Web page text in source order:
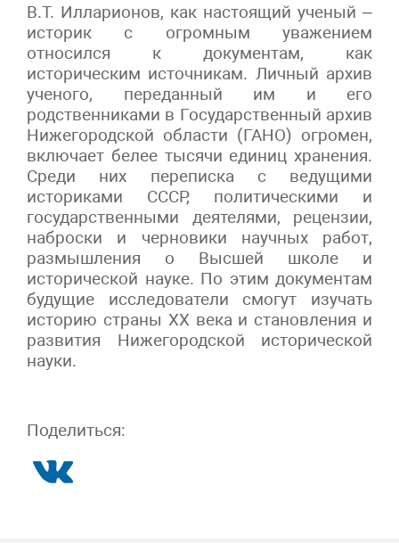
В.Т. Илларионов, как настоящий ученый –
историк с огромным уважением
относился к документам, как
историческим источникам. Личный архив
ученого, переданный им и его
родственниками в Государственный архив
Нижегородской области (ГАНО) огромен,
включает белее тысячи единиц хранения.
Среди них переписка с ведущими
историками СССР, политическими и
государственными деятелями, рецензии,
наброски и черновики научных работ,
размышления о Высшей школе и
исторической науке. По этим документам
будущие исследователи смогут изучать
историю страны XX века и становления и
развития Нижегородской исторической
науки.
Поделиться: